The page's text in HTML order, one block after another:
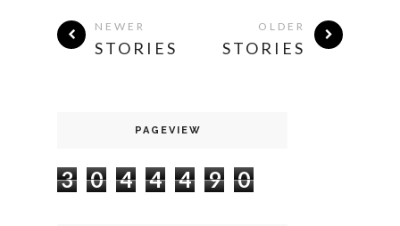
NEWER
STORIES
OLDER
STORIES
PAGEVIEW
3 0 4 4 4 9 0